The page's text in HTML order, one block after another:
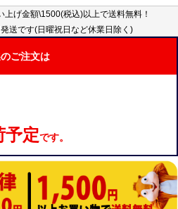
げ金額\1500(税込)以上で送料無料！
送です(日曜祝日など休業日除く)